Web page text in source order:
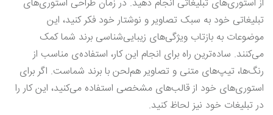
از استوری‌های تبلیغاتی انجام دهید. در زمان طراحی استوری‌های
تبلیغاتی خود به سبک تصاویر و نوشتار خود فکر کنید، این
موضوعات به بازتاب ویژگی‌های زیبایی‌شناسی برند شما کمک
می‌کنند. ساده‌ترین راه برای انجام این کار، استفاده‌ی مناسب از
رنگ‌ها، تیپ‌های متنی و تصاویر هم‌لحن با برند شماست. اگر برای
استوری‌های خود از قالب‌های مشخصی استفاده می‌کنید، این کار را
در تبلیغات خود نیز لحاظ کنید.